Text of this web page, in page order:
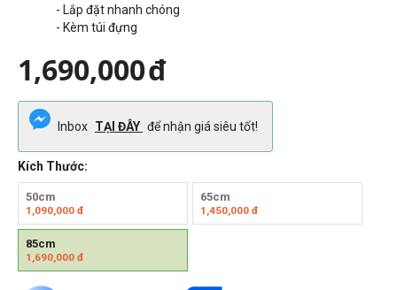
- Lắp đặt nhanh chóng
- Kèm túi đựng
1,690,000đ
Inbox TẠI ĐÂY để nhận giá siêu tốt!
Kích Thước:
50cm
1,090,000 đ
65cm
1,450,000đ
85cm
1,690,000 đ